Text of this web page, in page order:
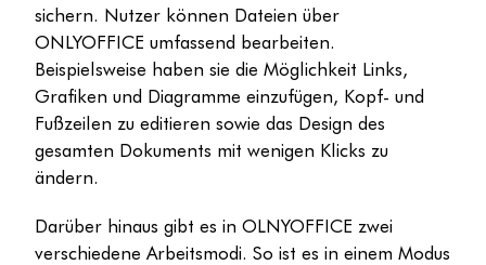
sichern. Nutzer können Dateien über
ONLYOFFICE umfassend bearbeiten.
Beispielsweise haben sie die Möglichkeit Links,
Grafiken und Diagramme einzufügen, Kopf- und
Fußzeilen zu editieren sowie das Design des
gesamten Dokuments mit wenigen Klicks zu
ändern.
Darüber hinaus gibt es in OLNYOFFICE zwei
verschiedene Arbeitsmodi. So ist es in einem Modus